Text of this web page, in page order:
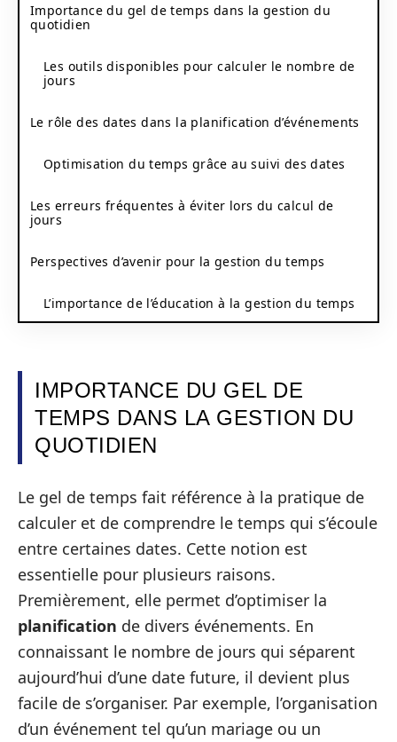
Importance du gel de temps dans la gestion du
quotidien
Les outils disponibles pour calculer le nombre de
jours
Le rôle des dates dans la planification d’événements
Optimisation du temps grâce au suivi des dates
Les erreurs fréquentes à éviter lors du calcul de
jours
Perspectives d’avenir pour la gestion du temps
L’importance de l’éducation à la gestion du temps
IMPORTANCE DU GEL DE
TEMPS DANS LA GESTION DU
QUOTIDIEN
Le gel de temps fait référence à la pratique de
calculer et de comprendre le temps qui s’écoule
entre certaines dates. Cette notion est
essentielle pour plusieurs raisons.
Premièrement, elle permet d’optimiser la
planification de divers événements. En
connaissant le nombre de jours qui séparent
aujourd’hui d’une date future, il devient plus
facile de s’organiser. Par exemple, l’organisation
d’un événement tel qu’un mariage ou un